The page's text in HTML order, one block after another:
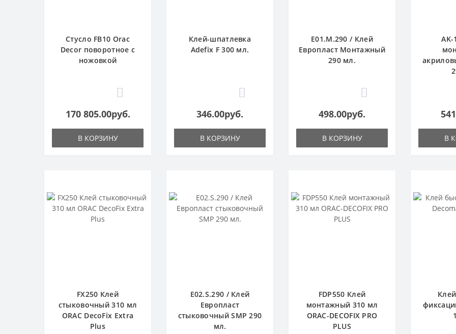
Стусло FB10 Orac
Decor поворотное с
ножовкой
170 805.00руб.
В КОРЗИНУ
Клей-шпатлевка
Adefix F 300 мл.
346.00руб.
В КОРЗИНУ
E01.M.290 / Клей
Европласт Монтажный
290 мл.
498.00руб.
В КОРЗИНУ В
FX250 Клей
стыковочный 310 мл
ORAC DecoFix Extra
Plus
E02.S.290 / Клей
Европласт
стыковочный SMP 290
мл.
FDP550 Клей
монтажный 310 мл
ORAC-DECOFIX PRO
PLUS